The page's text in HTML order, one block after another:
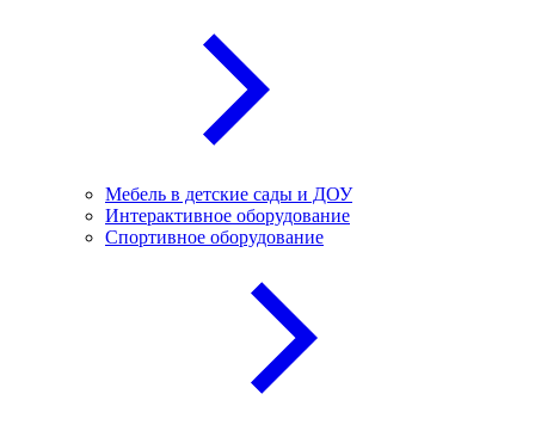
Мебель в детские сады и ДОУ
Интерактивное оборудование
Спортивное оборудование